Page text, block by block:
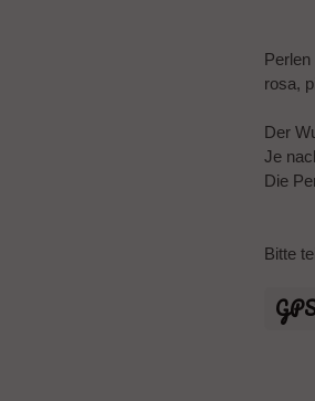
rosa,
Der
Je
Die
Bitte